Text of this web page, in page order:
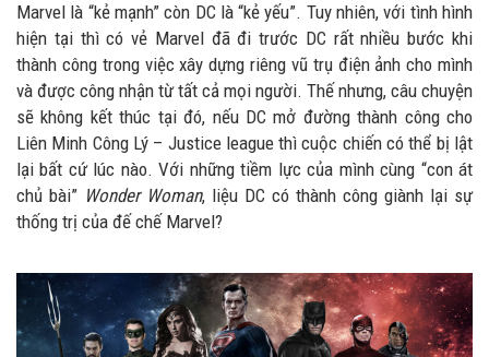
Marvel là “kẻ mạnh” còn DC là “kẻ yếu”. Tuy nhiên, với tình hình
hiện tại thì có vẻ Marvel đã đi trước DC rất nhiều bước khi
thành công trong việc xây dựng riêng vũ trụ điện ảnh cho mình
và được công nhận từ tất cả mọi người. Thế nhưng, câu chuyện
sẽ không kết thúc tại đó, nếu DC mở đường thành công cho
Liên Minh Công Lý – Justice league thì cuộc chiến có thể bị lật
lại bất cứ lúc nào. Với những tiềm lực của mình cùng “con át
chủ bài” Wonder Woman, liệu DC có thành công giành lại sự
thống trị của đế chế Marvel?